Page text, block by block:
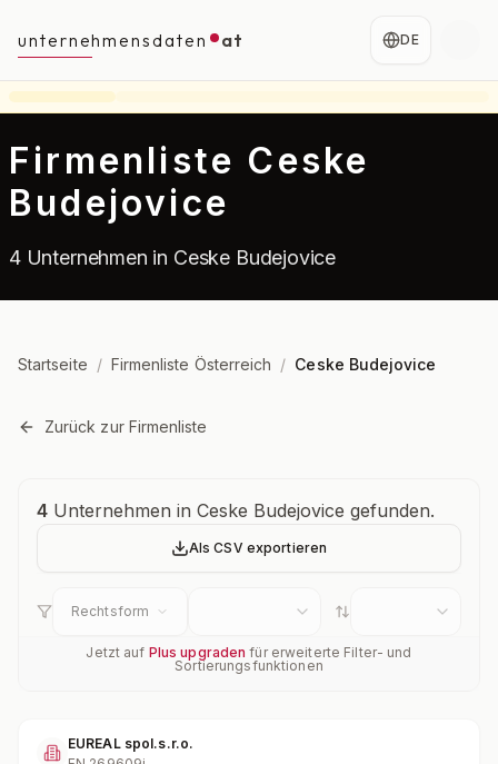
unternehmensdaten at DE
Firmenliste Ceske
Budejovice
4 Unternehmen in Ceske Budejovice
Startseite / Firmenliste Österreich / Ceske Budejovice
Zurück zur Firmenliste
Unternehmensübersicht
4 Unternehmen in Ceske Budejovice gefunden.
Als CSV exportieren
Rechtsform
Jetzt auf Plus upgraden für erweiterte Filter- und
Sortierungsfunktionen
EUREAL spol.s.r.o.